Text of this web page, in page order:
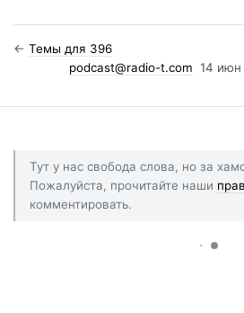
← Темы для 396
podcast@radio-t.com 14 июн
Тут у нас свобода слова, но за
Пожалуйста, прочитайте наши
комментировать.